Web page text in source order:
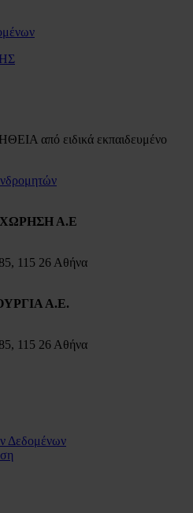
από ειδικά εκπαιδευμένο
Α.Ε
115 26 Αθήνα
Α.Ε.
115 26 Αθήνα
Δεδομένων